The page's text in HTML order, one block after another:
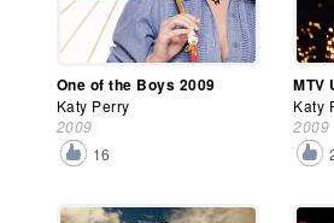
One of the Boys 2009
Katy Perry
2009
16
MTV
Katy
2009